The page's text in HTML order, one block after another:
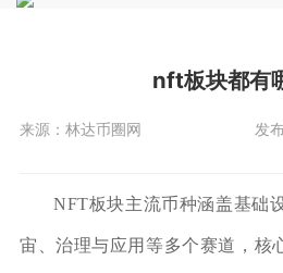
nft板块都有
来源：林达币圈网 发
NFT板块主流币种涵盖基础
宙、治理与应用等多个赛道，核